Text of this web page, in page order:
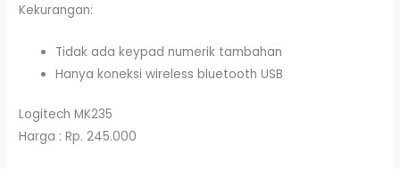
Kekurangan:
Tidak ada keypad numerik tambahan
Hanya koneksi wireless bluetooth USB
Logitech MK235
Harga : Rp. 245.000